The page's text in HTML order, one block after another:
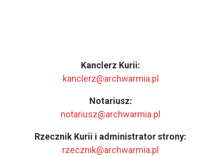
Kanclerz Kurii:
kanclerz@archwarmia.pl
Notariusz:
notariusz@archwarmia.pl
Rzecznik Kurii i administrator strony:
rzecznik@archwarmia.pl